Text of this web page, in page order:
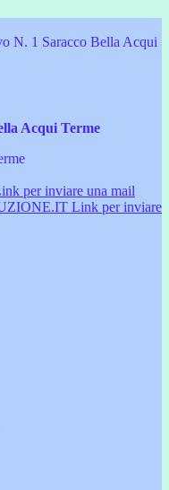
N. 1 Saracco Bella Acqui
Acqui Terme
per inviare una mail
Link per inviare